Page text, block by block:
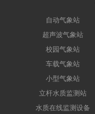
自动气象站
超声波气象站
校园气象站
车载气象站
小型气象站
立杆水质监测站
水质在线监测设备